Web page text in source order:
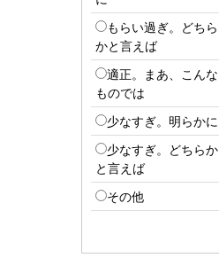
もらい過ぎ。どちら
かと言えば
適正。まあ、こんな
ものでは
少なすぎ。明らかに
少なすぎ。どちらか
と言えば
その他